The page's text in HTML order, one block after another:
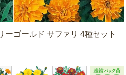
ーゴールド サファリ 4種セット